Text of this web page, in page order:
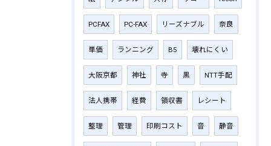
PCFAX PC-FAX リーズナブル 奈良
単価 ランニング B5 壊れにくい
大阪京都 神社 寺 黒 NTT手配
法人携帯 経費 領収書 レシート
整理 管理 印刷コスト 音 静音